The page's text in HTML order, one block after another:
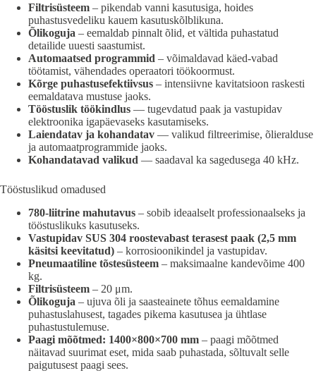
Filtrisüsteem – pikendab vanni kasutusiga, hoides
puhastusvedeliku kauem kasutuskõlblikuna.
Õlikoguja – eemaldab pinnalt õlid, et vältida puhastatud
detailide uuesti saastumist.
Automaatsed programmid – võimaldavad käed-vabad
töötamist, vähendades operaatori töökoormust.
Kõrge puhastusefektiivsus – intensiivne kavitatsioon raskesti
eemaldatava mustuse jaoks.
Tööstuslik töökindlus — tugevdatud paak ja vastupidav
elektroonika igapäevaseks kasutamiseks.
Laiendatav ja kohandatav — valikud filtreerimise, õlieralduse
ja automaatprogrammide jaoks.
Kohandatavad valikud — saadaval ka sagedusega 40 kHz.
Tööstuslikud omadused
780-liitrine mahutavus – sobib ideaalselt professionaalseks ja
tööstuslikuks kasutuseks.
Vastupidav SUS 304 roostevabast terasest paak (2,5 mm
käsitsi keevitatud) – korrosioonikindel ja vastupidav.
Pneumaatiline tõstesüsteem – maksimaalne kandevõime 400
kg.
Filtrisüsteem – 20 μm.
Õlikoguja – ujuva õli ja saasteainete tõhus eemaldamine
puhastuslahusest, tagades pikema kasutusea ja ühtlase
puhastustulemuse.
Paagi mõõtmed: 1400×800×700 mm – paagi mõõtmed
näitavad suurimat eset, mida saab puhastada, sõltuvalt selle
paigutusest paagi sees.